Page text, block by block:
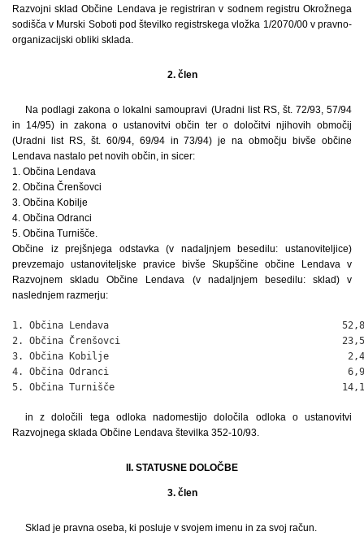
Razvojni sklad Občine Lendava je registriran v sodnem registru Okrožnega
sodišča v Murski Soboti pod številko registrskega vložka 1/2070/00 v pravno-
organizacijski obliki sklada.
2. člen
Na podlagi zakona o lokalni samoupravi (Uradni list RS, št. 72/93, 57/94
in 14/95) in zakona o ustanovitvi občin ter o določitvi njihovih območij
(Uradni list RS, št. 60/94, 69/94 in 73/94) je na območju bivše občine
Lendava nastalo pet novih občin, in sicer:
1. Občina Lendava
2. Občina Črenšovci
3. Občina Kobilje
4. Občina Odranci
5. Občina Turnišče.
Občine iz prejšnjega odstavka (v nadaljnjem besedilu: ustanoviteljice)
prevzemajo ustanoviteljske pravice bivše Skupščine občine Lendava v
Razvojnem skladu Občine Lendava (v nadaljnjem besedilu: sklad) v
naslednjem razmerju:
1. Občina Lendava
2. Občina Črenšovci
3. Občina Kobilje
4. Občina Odranci
5. Občina Turnišče
in z določili tega odloka nadomestijo določila odloka o ustanovitvi
Razvojnega sklada Občine Lendava številka 352-10/93.
II. STATUSNE DOLOČBE
3. člen
Sklad je pravna oseba, ki posluje v svojem imenu in za svoj račun.